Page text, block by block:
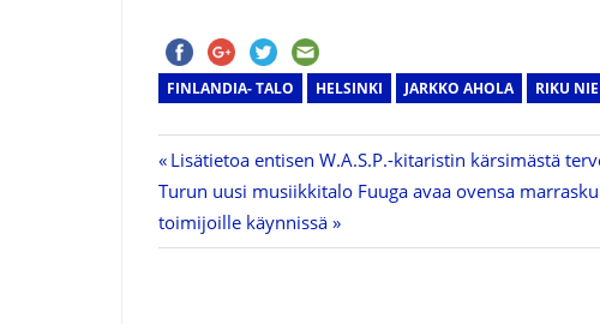
FINLANDIA- TALO HELSINKI JARKKO AHOLA RIKU
Artikkelien
selaus
Previous
Post:
Lisätietoa entisen W.A.S.P.-kitaristin kärsimästä
Next
Post:
Turun uusi musiikkitalo Fuuga avaa ovensa
toimijoille käynnissä